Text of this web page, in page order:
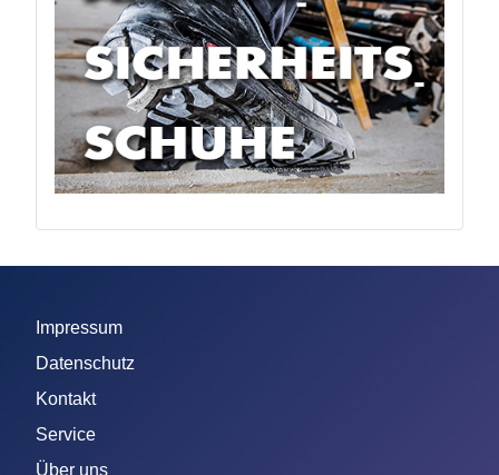
Impressum
Datenschutz
Kontakt
Service
Über uns